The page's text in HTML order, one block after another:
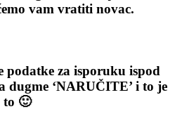
vam vratiti novac.
podatke za isporuku ispod
dugme ‘NARUČITE’ i to je
to 🙂